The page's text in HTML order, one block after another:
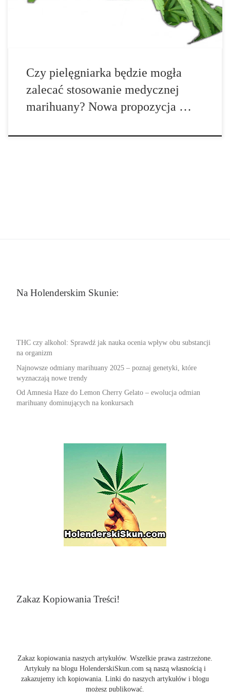
Zgodnie z proponowanymi przepisami, pielęgniarki będą mogły
zalecać medyczną marihuanę dorosłym pacjentom, tak […]
Czy pielęgniarka będzie mogła
zalecać stosowanie medycznej
marihuany? Nowa propozycja …
Na Holenderskim Skunie:
THC czy alkohol: Sprawdź jak nauka ocenia wpływ obu substancji
na organizm
Najnowsze odmiany marihuany 2025 – poznaj genetyki, które
wyznaczają nowe trendy
Od Amnesia Haze do Lemon Cherry Gelato – ewolucja odmian
marihuany dominujących na konkursach
Zakaz Kopiowania Treści!
Zakaz kopiowania naszych artykułów. Wszelkie prawa zastrzeżone.
Artykuły na blogu HolenderskiSkun.com są naszą własnością i
zakazujemy ich kopiowania. Linki do naszych artykułów i blogu
możesz publikować.